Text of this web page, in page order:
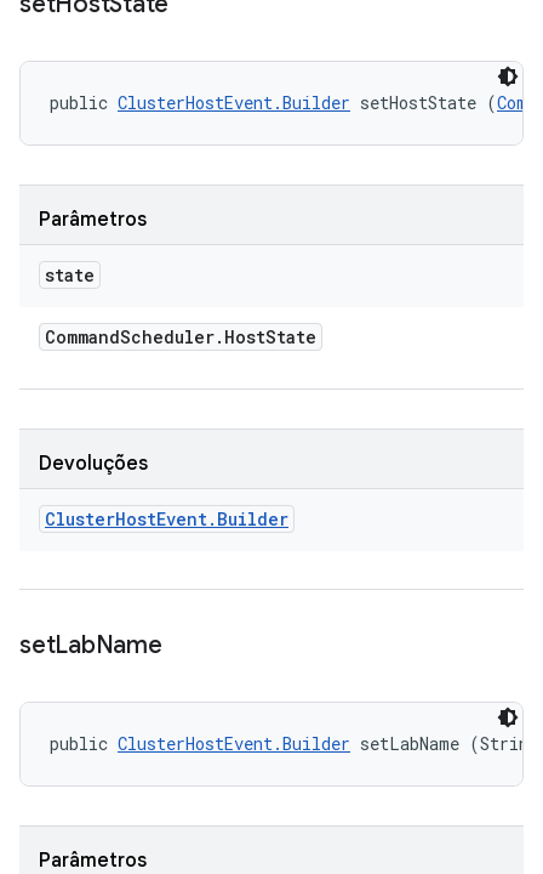
public ClusterHostEvent.Builder setHostState (
Parâmetros
state
CommandScheduler. HostState
Devoluções
ClusterHostEvent. Builder
setLabName
public ClusterHostEvent.Builder setLabName (String
Parâmetros